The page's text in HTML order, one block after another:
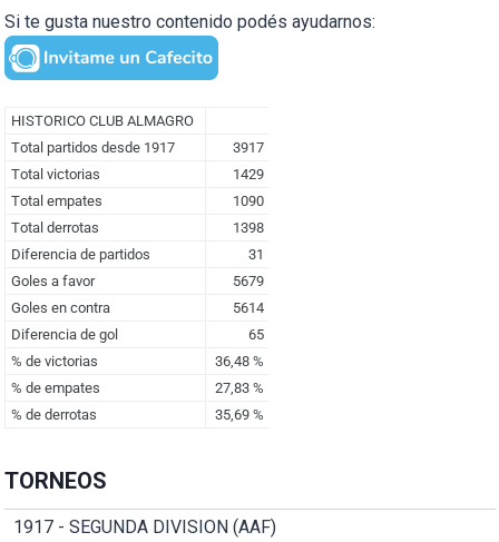
Si te gusta nuestro contenido podés ayudarnos:
TORNEOS
1917 - SEGUNDA DIVISION (AAF)